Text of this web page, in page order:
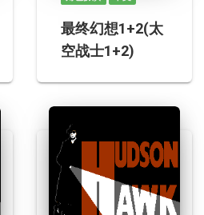
最终幻想1+2(太
空战士1+2)